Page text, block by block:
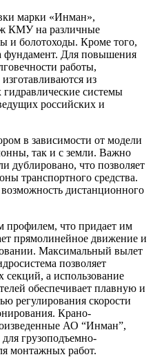
марки «Инман»,
КМУ на различные
и болотоходы. Кроме того,
фундамент. Для повышения
работы,
из
гидравлические системы
российских и
в зависимости от модели
так и с земли. Важно
дублировано, что позволяет
транспортного средства.
дистанционного
профилем, что придает им
прямолинейное движение и
Максимальный вылет
позволяет
секций, а использование
обеспечивает плавную и
регулирования скорости
Крано-
АО “Инман”,
для грузоподъемно-
монтажных работ.